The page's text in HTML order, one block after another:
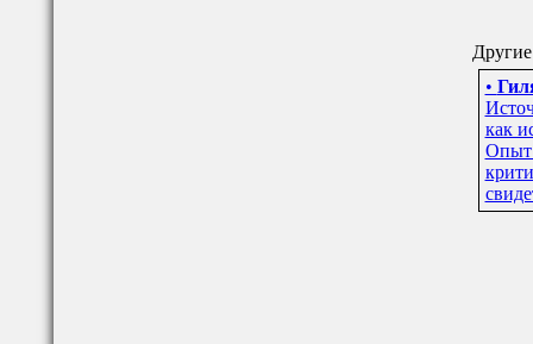
•
как
Опыт